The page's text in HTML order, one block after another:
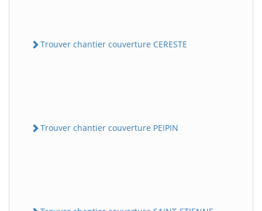
Trouver chantier couverture CERESTE
Trouver chantier couverture PEIPIN